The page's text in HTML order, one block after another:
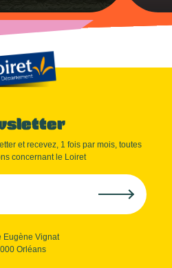
et recevez, 1 fois par mois, toutes
concernant le Loiret
Eugène Vignat
Orléans